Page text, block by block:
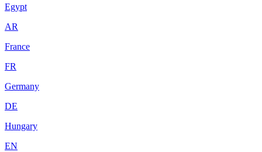
Egypt
AR
France
FR
Germany
DE
Hungary
EN